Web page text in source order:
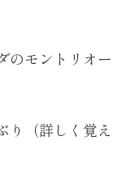
のモントリオー
り（詳しく覚え